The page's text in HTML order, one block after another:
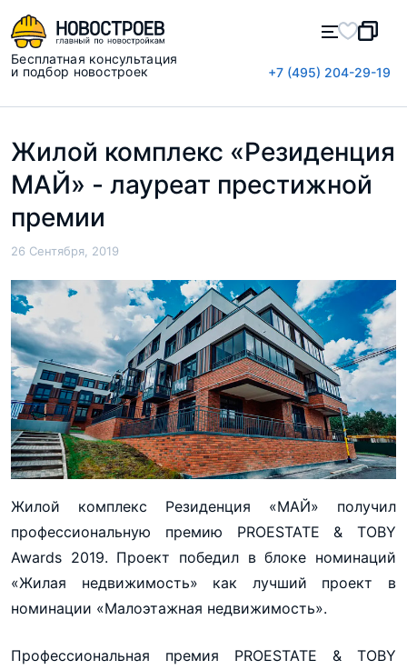
Бесплатная консультация
и подбор новостроек
+7 (495) 204-29-19
Жилой комплекс «Резиденция
МАЙ» - лауреат престижной
премии
26 Сентября, 2019
Жилой комплекс Резиденция «МАЙ» получил
профессиональную премию PROESTATE & TOBY
Awards 2019. Проект победил в блоке номинаций
«Жилая недвижимость» как лучший проект в
номинации «Малоэтажная недвижимость».
Профессиональная премия PROESTATE & TOBY